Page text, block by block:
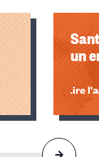
un
Lire